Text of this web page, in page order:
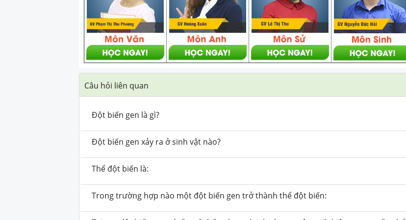
Câu hỏi liên quan
Đột biến gen là gì?
Đột biến gen xảy ra ở sinh vật nào?
Thể đột biến là:
Trong trường hợp nào một đột biến gen trở thành thể đột biến: